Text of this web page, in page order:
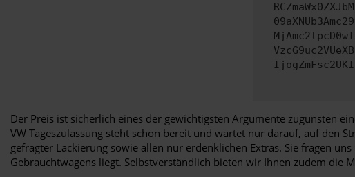
Der Preis ist sicherlich eines der gewichtigsten Argumente zugunsten
VW Tageszulassung steht schon bereit und wartet nur darauf, auf den
gefragter Lackierung sowie allen nur erdenklichen Extras. Sie fragen
Gebrauchtwagens liegt. Selbstverständlich bieten wir Ihnen zudem die